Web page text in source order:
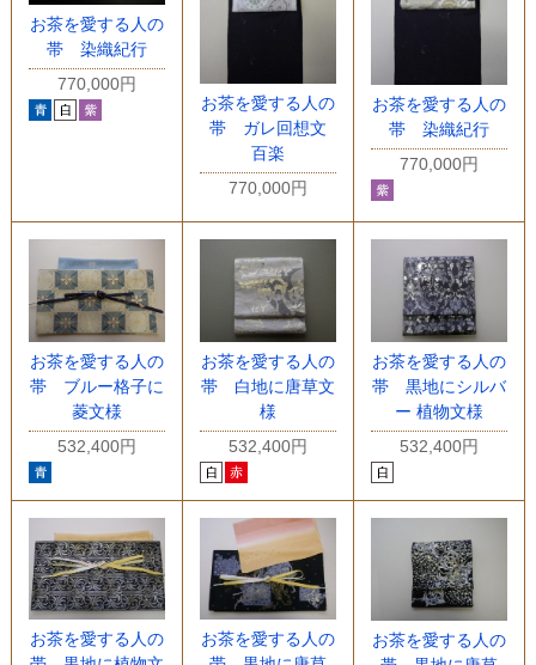
お茶を愛する人の
帯 染織紀行
770,000円
お茶を愛する人の
帯 ガレ回想文
百楽
770,000円
お茶を愛する人の
帯 染織紀行
770,000円
お茶を愛する人の
帯 ブルー格子に
菱文様
532,400円
お茶を愛する人の
帯 白地に唐草文
様
532,400円
お茶を愛する人の
帯 黒地にシルバ
ー 植物文様
532,400円
お茶を愛する人の
お茶を愛する人の
お茶を愛する人の